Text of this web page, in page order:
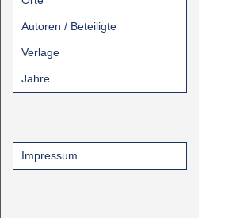
Autoren / Beteiligte
Verlage
Jahre
Impressum